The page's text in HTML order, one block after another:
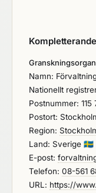
Granskningsorgan
Namn:
Nationellt
Postnummer: 115
Postort:
Region:
Land: Sverige 🇸🇪
E-post:
Telefon: 08-561
URL: https://